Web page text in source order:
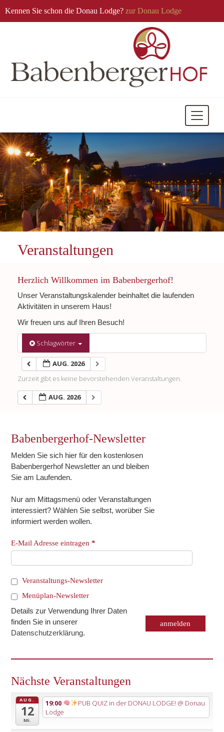
Kennen Sie schon die Donau Lodge? zur Donau Lodge
Mobile
Veranstaltungen
Herzlich Willkommen im Babenbergerhof!
Unser Veranstaltungskalender beinhaltet die laufenden
Aktivitäten in unserem Haus!
Wir freuen uns auf Ihren Besuch!
Schlagwörter
AUG. 2026
Zurzeit gibt es keine bevorstehenden Veranstaltungen.
AUG. 2026
Babenbergerhof-Newsletter
Melden Sie sich hier für den kostenlosen
Babenbergerhof Newsletter an und bleiben
Sie am Laufenden.
Nur am Mittagsmenü oder Veranstaltungen
interessiert? Wählen Sie selbst, worüber Sie
informiert werden wollen.
E-Mail Adresse eintragen*
Veranstaltungs-Newsletter
Menüplan-Newsletter
Details zur Verwendung Ihrer Daten
finden Sie in unserer
Datenschutzerklärung.
Nächste Veranstaltungen
AUG.
12
Mi.
19:00 PUB QUIZ in der DONAU LODGE! @ Donau
Lodge